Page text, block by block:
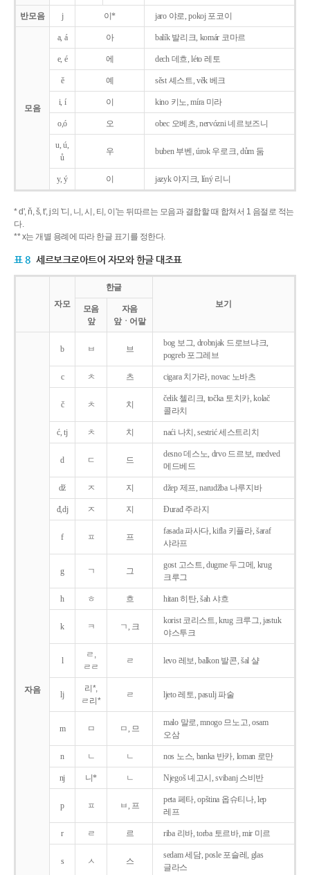
반모음 j 이* jaro 야로, pokoj 포코이
모음
a, á 아 balík 발리크, komár 코마르
e, é 에 dech 데흐, léto 레토
ě 예 sěst 셰스트, věk 베크
i, í 이 kino 키노, míra 미라
o,ó 오 obec 오베츠, nervózni 네르보즈니
u, ú,
ů
우 buben 부벤, úrok 우로크, dům 둠
y, ý 이 jazyk야지크, líný 리니
* d', ň, š, t', j의 '디, 니, 시, 티, 이'는 뒤따르는 모음과 결합할 때 합쳐서 1 음절로 적는
다.
** x는 개별 용례에 따라 한글 표기를 정한다.
표 8 세르보크로아트어 자모와 한글 대조표
자모
한글
보기
모음
앞
자음
앞ㆍ어말
자음
b ㅂ 브
bog 보그, drobnjak 드로브냐크,
pogreb 포그레브
c ㅊ 츠 cigara 치가라, novac 노바츠
č ㅊ 치
čelik 첼리크, točka 토치카, kolač
콜라치
ć, tj ㅊ 치 naći 나치, sestrić 세스트리치
d ㄷ 드
desno 데스노, drvo 드르보, medved
메드베드
dž ㅈ 지 džep 제프, narudžba 나루지바
đ,dj ㅈ 지 Ðurađ 주라지
f ㅍ 프
fasada 파사다, kifla 키플라, šaraf
샤라프
g ㄱ 그
gost 고스트, dugme 두그메, krug
크루그
h ㅎ 흐 hitan 히탄, šah 샤흐
k ㅋ ㄱ, 크
korist 코리스트, krug 크루그, jastuk
야스투크
l
ㄹ,
ㄹㄹ
ㄹ levo 레보, balkon 발콘, šal 샬
lj
리*,
ㄹ리*
ㄹ ljeto 레토, pasulj 파술
m ㅁ ㅁ, 므
malo 말로, mnogo 므노고, osam
오삼
n ㄴ ㄴ nos 노스, banka 반카, loman 로만
nj 니* ㄴ Njegoš 녜고시, svibanj 스비반
p ㅍ ㅂ, 프
peta 페타, opština 옵슈티나, lep
레프
r ㄹ 르 riba 리바, torba 토르바, mir 미르
s ㅅ 스
sedam 세담, posle 포슬레, glas
글라스